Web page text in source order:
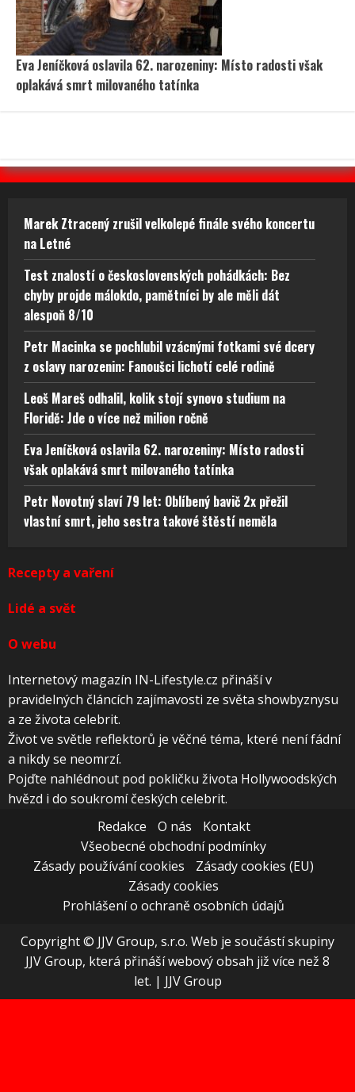
Eva Jeníčková oslavila 62. narozeniny: Místo radosti však
oplakává smrt milovaného tatínka
Marek Ztracený zrušil velkolepé finále svého koncertu
na Letné
Test znalostí o československých pohádkách: Bez
chyby projde málokdo, pamětníci by ale měli dát
alespoň 8/10
Petr Macinka se pochlubil vzácnými fotkami své dcery
z oslavy narozenin: Fanoušci lichotí celé rodině
Leoš Mareš odhalil, kolik stojí synovo studium na
Floridě: Jde o více než milion ročně
Eva Jeníčková oslavila 62. narozeniny: Místo radosti
však oplakává smrt milovaného tatínka
Petr Novotný slaví 79 let: Oblíbený bavič 2x přežil
vlastní smrt, jeho sestra takové štěstí neměla
Recepty a vaření
Lidé a svět
O webu
Internetový magazín IN-Lifestyle.cz přináší v
pravidelných článcích zajímavosti ze světa showbyznysu
a ze života celebrit.
Život ve světle reflektorů je věčné téma, které není fádní
a nikdy se neomrzí.
Pojďte nahlédnout pod pokličku života Hollywoodských
hvězd i do soukromí českých celebrit.
Redakce
O nás
Kontakt
Všeobecné obchodní podmínky
Zásady používání cookies
Zásady cookies (EU)
Zásady cookies
Prohlášení o ochraně osobních údajů
Copyright © JJV Group, s.r.o. Web je součástí skupiny
JJV Group, která přináší webový obsah již více než 8
let. | JJV Group